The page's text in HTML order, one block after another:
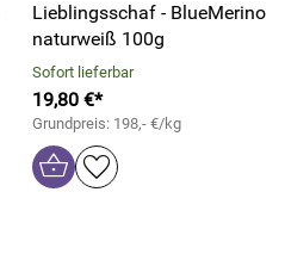
Lieblingsschaf - BlueMerino
naturweiß 100g
Sofort lieferbar
19,80 €*
Grundpreis: 198,- €/kg